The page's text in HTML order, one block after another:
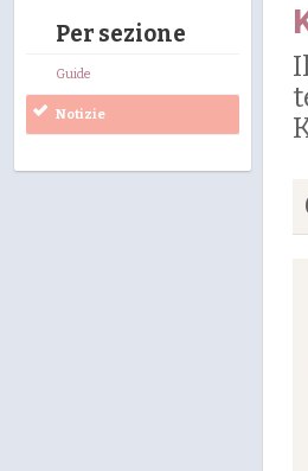
Per sezione
Guide
Notizie